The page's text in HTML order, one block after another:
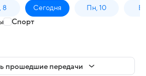
8 Сегодня Пн, 10
Спорт
прошедшие передачи